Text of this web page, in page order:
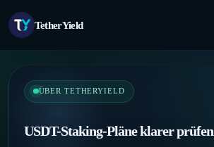
TetherYield
ÜBER TETHERYIELD
USDT-Staking-Pläne klarer prüfen